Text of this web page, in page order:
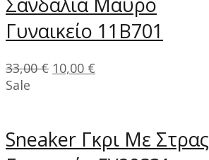
Γυναικείο 11B701
33,00€ 10,00 €
Sale
Sneaker Γκρι Με Στρας